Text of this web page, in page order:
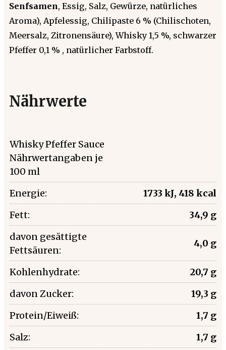
Senfsamen, Essig, Salz, Gewürze, natürliches
Aroma), Apfelessig, Chilipaste 6 % (Chilischoten,
Meersalz, Zitronensäure), Whisky 1,5 %, schwarzer
Pfeffer 0,1 % , natürlicher Farbstoff.
Nährwerte
Whisky Pfeffer Sauce
Nährwertangaben je
100 ml
Energie:
1733 kJ, 418 kcal
Fett:
34,9 g
davon gesättigte
Fettsäuren:
4,0 g
Kohlenhydrate:
20,7 g
davon Zucker:
19,3 g
Protein/Eiweiß:
1,7 g
Salz:
1,7 g